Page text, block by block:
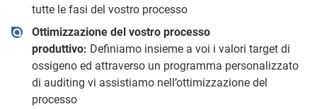
tutte le fasi del vostro processo
Ottimizzazione del vostro processo
produttivo: Definiamo insieme a voi i valori target di
ossigeno ed attraverso un programma personalizzato
di auditing vi assistiamo nell’ottimizzazione del
processo